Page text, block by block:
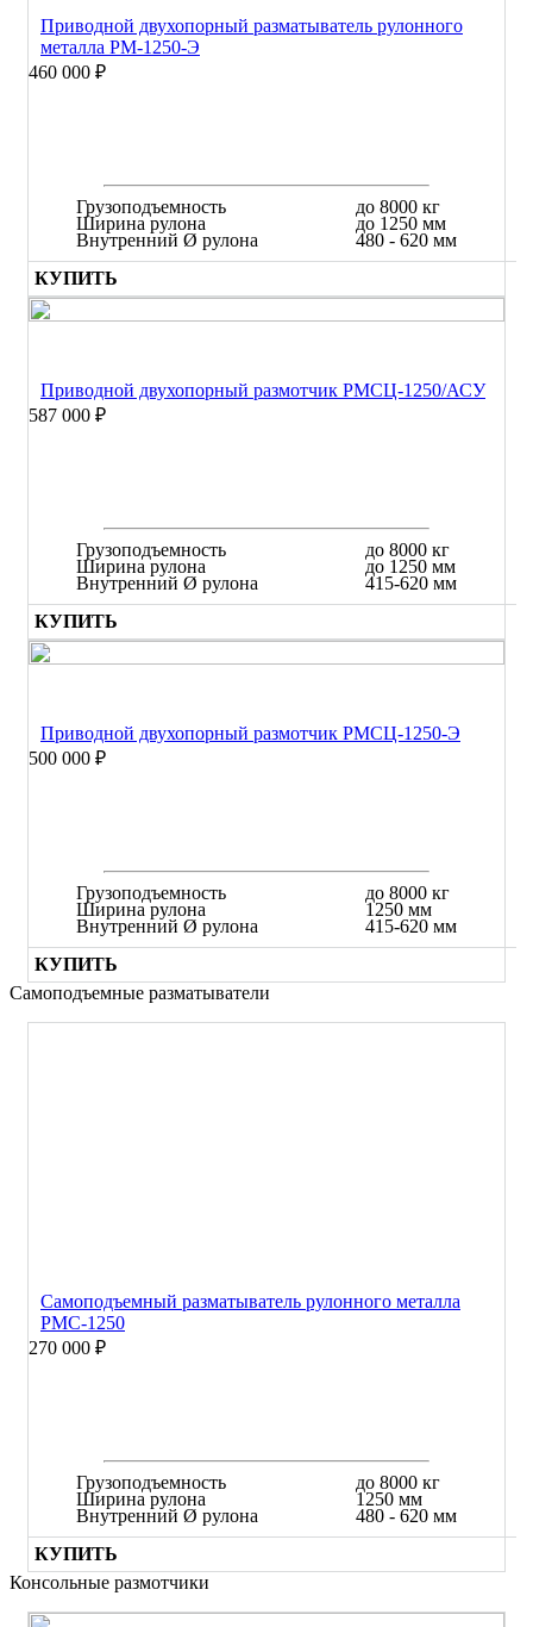
Приводной двухопорный разматыватель рулонного
металла РМ-1250-Э
460 000 ₽
Грузоподъемность
Ширина рулона
Внутренний Ø рулона
до 8000 кг
до 1250 мм
480 - 620 мм
КУПИТЬ
Приводной двухопорный размотчик РМСЦ-1250/АСУ
587 000 ₽
Грузоподъемность
Ширина рулона
Внутренний Ø рулона
до 8000 кг
до 1250 мм
415-620 мм
КУПИТЬ
Приводной двухопорный размотчик РМСЦ-1250-Э
500 000 ₽
Грузоподъемность
Ширина рулона
Внутренний Ø рулона
до 8000 кг
1250 мм
415-620 мм
КУПИТЬ
Самоподъемные разматыватели
Самоподъемный разматыватель рулонного металла
РМС-1250
270 000 ₽
Грузоподъемность
Ширина рулона
Внутренний Ø рулона
до 8000 кг
1250 мм
480 - 620 мм
КУПИТЬ
Консольные размотчики